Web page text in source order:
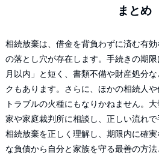
まとめ
相続放棄は、借金を背負わずに済む有
の落とし穴が存在します。手続きの期
月以内」と短く、書類不備や財産処分
クもあります。さらに、ほかの相続人や
トラブルの火種にもなりかねません。
家や家庭裁判所に相談し、正しい流れで
相続放棄を正しく理解し、期限内に確
な負債から自分と家族を守る最善の方法